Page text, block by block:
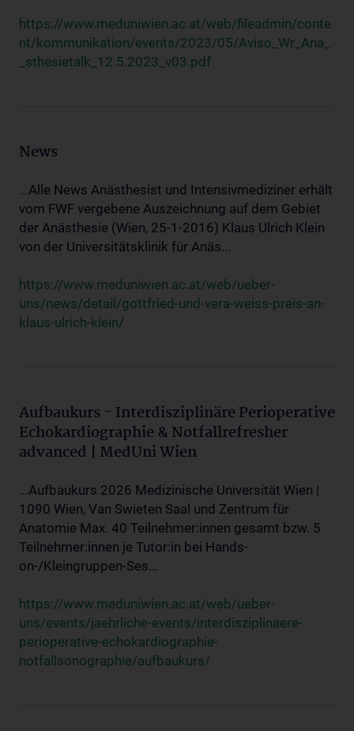
https://www.meduniwien.ac.at/web/fileadmin/conte
nt/kommunikation/events/2023/05/Aviso_Wr_Ana_
_sthesietalk_12.5.2023_v03.pdf
News
...Alle News Anästhesist und Intensivmediziner erhält
vom FWF vergebene Auszeichnung auf dem Gebiet
der Anästhesie (Wien, 25-1-2016) Klaus Ulrich Klein
von der Universitätsklinik für Anäs...
https://www.meduniwien.ac.at/web/ueber-
uns/news/detail/gottfried-und-vera-weiss-preis-an-
klaus-ulrich-klein/
Aufbaukurs - Interdisziplinäre Perioperative
Echokardiographie & Notfallrefresher
advanced | MedUni Wien
...Aufbaukurs 2026 Medizinische Universität Wien |
1090 Wien, Van Swieten Saal und Zentrum für
Anatomie Max. 40 Teilnehmer:innen gesamt bzw. 5
Teilnehmer:innen je Tutor:in bei Hands-
on-/Kleingruppen-Ses...
https://www.meduniwien.ac.at/web/ueber-
uns/events/jaehrliche-events/interdisziplinaere-
perioperative-echokardiographie-
notfallsonographie/aufbaukurs/